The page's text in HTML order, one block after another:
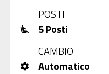
POSTI
airline_seat_recline_extra
5 Posti
CAMBIO
settings
Automatico